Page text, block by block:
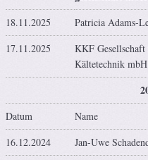
18.11.2025 Patricia Adams-
17.11.2025
KKF
Kältetechnik
Datum Name
16.12.2024
Jan-Uwe